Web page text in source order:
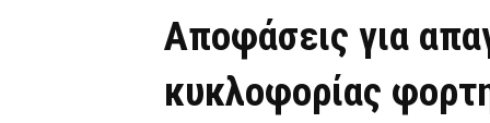
Αποφάσεις για
κυκλοφορίας